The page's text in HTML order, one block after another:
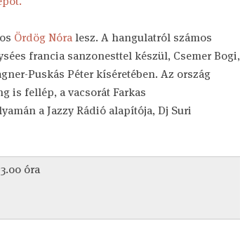
Ördög Nóralesz. A hangulatról számos
francia sanzonesttel készül, Csemer Bogi,
Puskás Péter kíséretében. Az ország
is fellép, a vacsorát Farkas
a Jazzy Rádió alapítója, Dj Suri
óra